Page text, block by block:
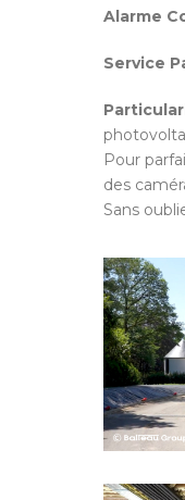
Alarme
Service
Pour
des
Sans